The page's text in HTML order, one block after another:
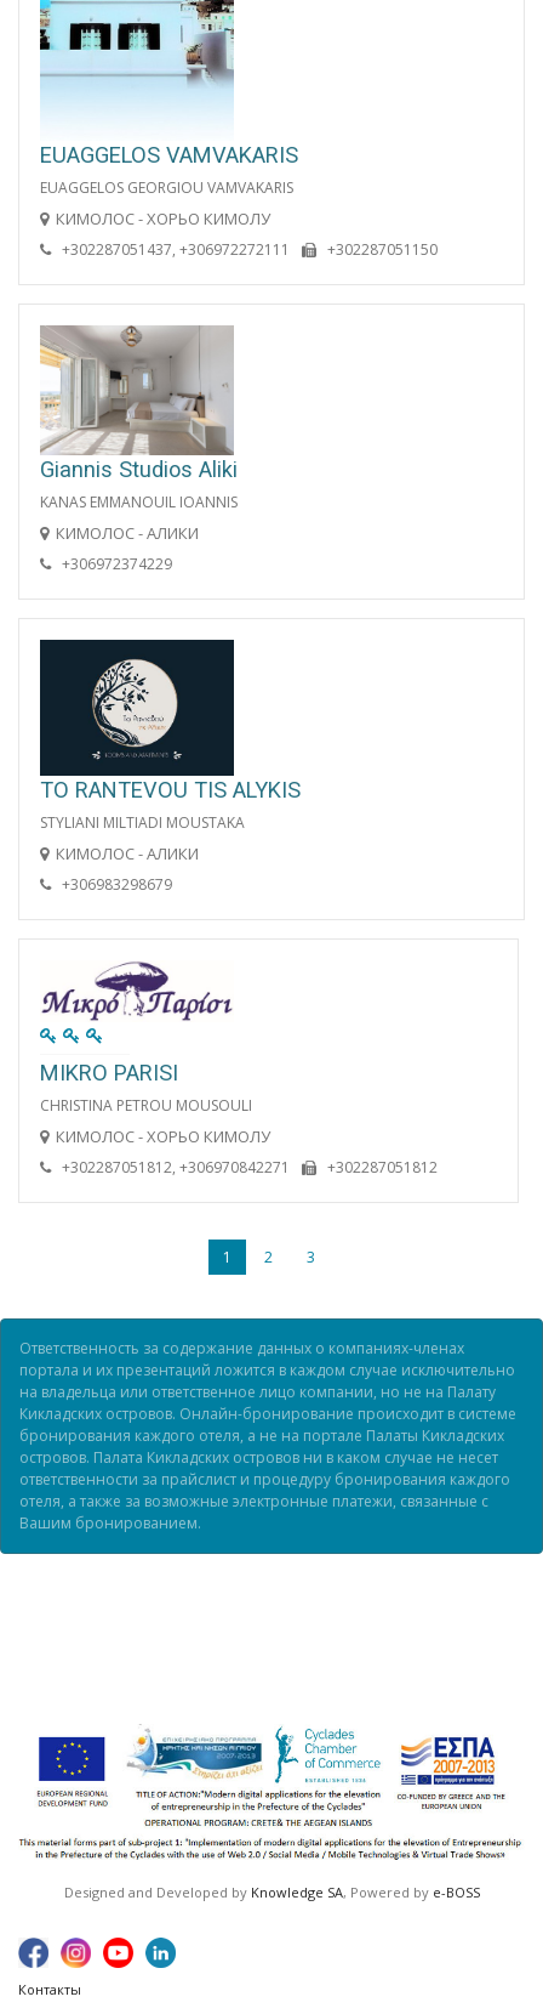
EUAGGELOS VAMVAKARIS
EUAGGELOS GEORGIOU VAMVAKARIS
КИМОЛОС - ХОРЬО КИМОЛУ
+302287051437, +306972272111 +302287051150
Giannis Studios Aliki
KANAS EMMANOUIL IOANNIS
КИМОЛОС - АЛИКИ
+306972374229
TO RANTEVOU TIS ALYKIS
STYLIANI MILTIADI MOUSTAKA
КИМОЛОС - АЛИКИ
+306983298679
MIKRO PARISI
CHRISTINA PETROU MOUSOULI
КИМОЛОС - ХОРЬО КИМОЛУ
+302287051812, +306970842271 +302287051812
1 2 3
Ответственность за содержание данных о компаниях-членах
портала и их презентаций ложится в каждом случае исключительно
на владельца или ответственное лицо компании, но не на Палату
Кикладских островов. Онлайн-бронирование происходит в системе
бронирования каждого отеля, а не на портале Палаты Кикладских
островов. Палата Кикладских островов ни в каком случае не несет
ответственности за прайслист и процедуру бронирования каждого
отеля, а также за возможные электронные платежи, связанные с
Вашим бронированием.
Designed and Developed by Knowledge SA, Powered by e-BOSS
Контакты